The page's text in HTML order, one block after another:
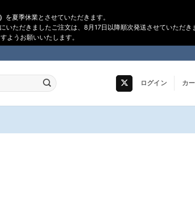
を夏季休業とさせていただきます。
ただきましたご注文は、8月17日以降順次発送させていただき
ようお願いいたします。
ログイン カ